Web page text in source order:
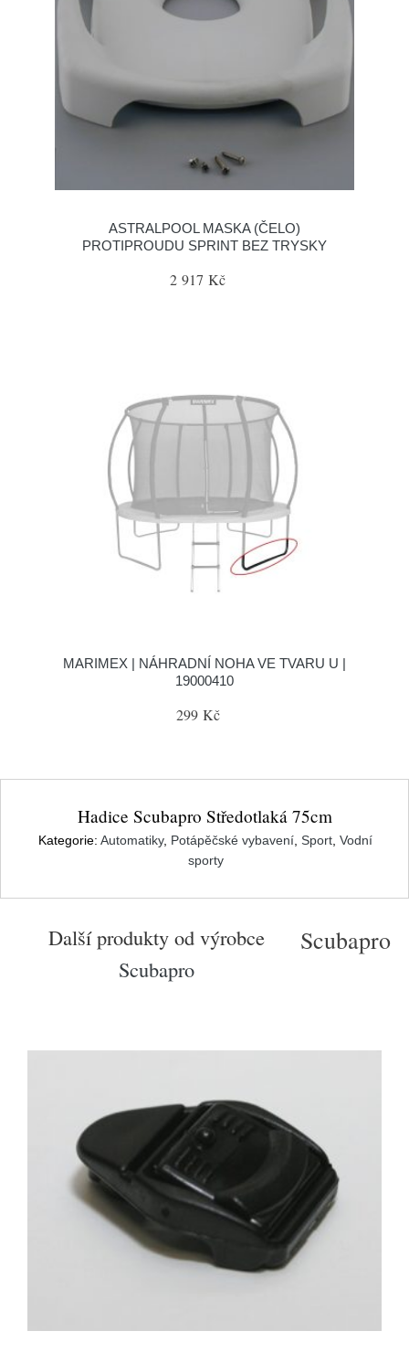
ASTRALPOOL MASKA (ČELO)
PROTIPROUDU SPRINT BEZ TRYSKY
2 917 Kč
MARIMEX | NÁHRADNÍ NOHA VE TVARU U |
19000410
299 Kč
Hadice Scubapro Středotlaká 75cm
Kategorie: Automatiky, Potápěčské vybavení Sport Vodní
sporty
Další produkty od výrobce
Scubapro
Scubapro